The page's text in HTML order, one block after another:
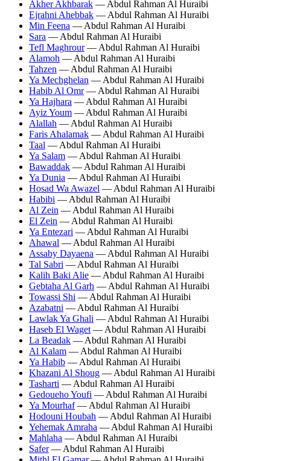
Akher Akhbarak — Abdul Rahman Al Huraibi
Ejrahni Ahebbak — Abdul Rahman Al Huraibi
Min Feena — Abdul Rahman Al Huraibi
Sara — Abdul Rahman Al Huraibi
Tefl Maghrour— Abdul Rahman Al Huraibi
Alamoh — Abdul Rahman Al Huraibi
Tahzen — Abdul Rahman Al Huraibi
Ya Mechghelan — Abdul Rahman Al Huraibi
Habib Al Omr— Abdul Rahman Al Huraibi
Ya Hajhara — Abdul Rahman Al Huraibi
Ayiz Youm — Abdul Rahman Al Huraibi
Alallah — Abdul Rahman Al Huraibi
Faris Ahalamak — Abdul Rahman Al Huraibi
Taal — Abdul Rahman Al Huraibi
Ya Salam — Abdul Rahman Al Huraibi
Bawaddak — Abdul Rahman Al Huraibi
Ya Dunia — Abdul Rahman Al Huraibi
Hosad Wa Awazel — Abdul Rahman Al Huraibi
Habibi — Abdul Rahman Al Huraibi
Al Zein — Abdul Rahman Al Huraibi
El Zein — Abdul Rahman Al Huraibi
Ya Entezari — Abdul Rahman Al Huraibi
Ahawal — Abdul Rahman Al Huraibi
Assaby Dayaena — Abdul Rahman Al Huraibi
Tal Sabri — Abdul Rahman Al Huraibi
Kalih Baki Alie — Abdul Rahman Al Huraibi
Gebtaha Al Garh — Abdul Rahman Al Huraibi
Towassi Shi — Abdul Rahman Al Huraibi
Azabatni — Abdul Rahman Al Huraibi
Lawlak Ya Ghali — Abdul Rahman Al Huraibi
Haseb El Waget — Abdul Rahman Al Huraibi
La Beadak — Abdul Rahman Al Huraibi
Al Kalam — Abdul Rahman Al Huraibi
Ya Habib — Abdul Rahman Al Huraibi
Khazani Al Shoug — Abdul Rahman Al Huraibi
Tasharti — Abdul Rahman Al Huraibi
Gedoueho Youfi — Abdul Rahman Al Huraibi
Ya Mourhaf— Abdul Rahman Al Huraibi
Hodouni Houbah — Abdul Rahman Al Huraibi
Yehemak Amraha — Abdul Rahman Al Huraibi
Mahlaha — Abdul Rahman Al Huraibi
Safer— Abdul Rahman Al Huraibi